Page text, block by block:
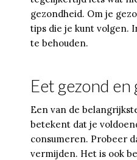
gezondheid. Om je
tips die je kunt volgen.
te behouden.
Eet gezond
Een van de
betekent dat je
consumeren. Probeer
vermijden. Het is ook